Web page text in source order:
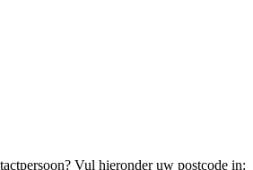
Vul hieronder uw postcode in: